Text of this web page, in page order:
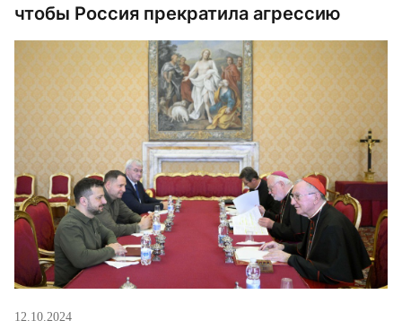
чтобы Россия прекратила агрессию
12.10.2024